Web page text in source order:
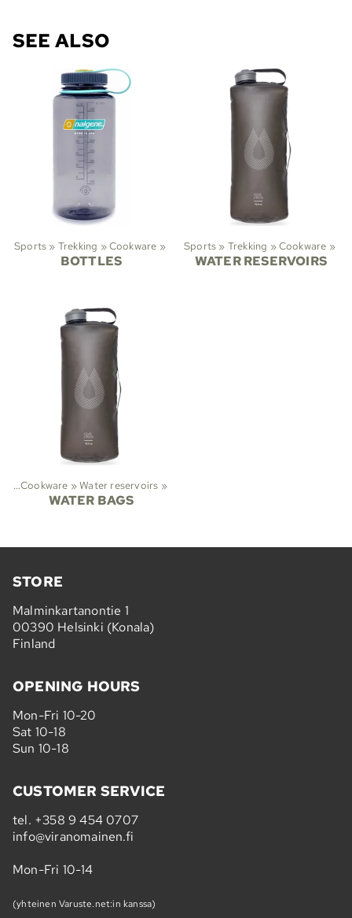
SEE ALSO
Sports ‪» Trekking ‪»Cookware ‪»
BOTTLES
Sports ‪» Trekking ‪»Cookware ‪»
WATER RESERVOIRS
‪» Cookware ‪»Water reservoirs ‪»
WATER BAGS
STORE
Malminkartanontie 1
00390 Helsinki (Konala)
Finland
OPENING HOURS
Mon-Fri 10-20
Sat 10-18
Sun 10-18
CUSTOMER SERVICE
tel. +358 9 454 0707
info@viranomainen.fi
Mon-Fri 10-14
(yhteinen Varuste.net:in kanssa)